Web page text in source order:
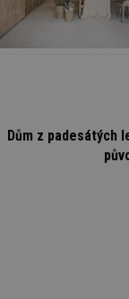
Dům z padesátých